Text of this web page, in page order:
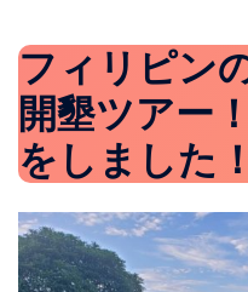
フィリピン
開墾ツアー
をしました！